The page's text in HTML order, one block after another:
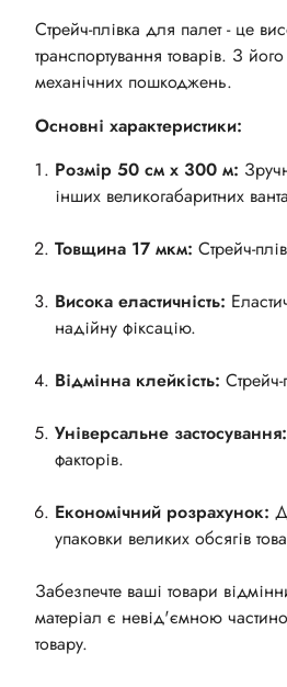
Стрейч-плівка для палет - це
транспортування товарів. З
механічних пошкоджень.
Основні характеристики:
Розмір 50 см х 300 м:
інших великогабаритних
Товщина 17 мкм: Стрейч-
Висока еластичність:
надійну фіксацію.
Відмінна клейкість:
Універсальне застосування:
факторів.
Економічний розрахунок:
упаковки великих обсягів
Забезпечте ваші товари
матеріал є невід'ємною
товару.